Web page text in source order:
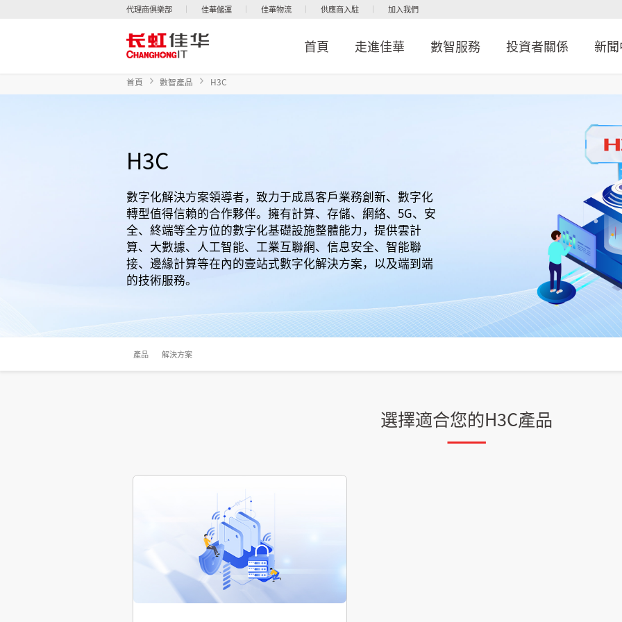
代理商俱樂部 佳華儲運 佳華物流 供應商入駐 加入我們
首頁 走進佳華 數智服務 投資者關係 新
首頁 數智產品 H3C
H3C
數字化解決方案領導者，致力于成爲客戶業務創新、數字化
轉型值得信賴的合作夥伴。擁有計算、存儲、網絡、5G、安
全、終端等全方位的數字化基礎設施整體能力，提供雲計
算、大數據、人工智能、工業互聯網、信息安全、智能聯
接、邊緣計算等在內的壹站式數字化解決方案，以及端到端
的技術服務。
產品 解決方案
選擇適合您的H3C產品